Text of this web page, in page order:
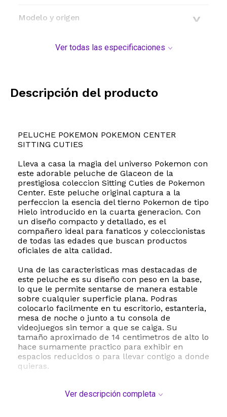
Modelo y origen
Ver todas las especificaciones
Descripción del producto
PELUCHE POKEMON POKEMON CENTER
SITTING CUTIES
Lleva a casa la magia del universo Pokemon con
este adorable peluche de Glaceon de la
prestigiosa coleccion Sitting Cuties de Pokemon
Center. Este peluche original captura a la
perfeccion la esencia del tierno Pokemon de tipo
Hielo introducido en la cuarta generacion. Con
un diseño compacto y detallado, es el
compañero ideal para fanaticos y coleccionistas
de todas las edades que buscan productos
oficiales de alta calidad.
Una de las caracteristicas mas destacadas de
este peluche es su diseño con peso en la base,
lo que le permite sentarse de manera estable
sobre cualquier superficie plana. Podras
colocarlo facilmente en tu escritorio, estanteria,
mesa de noche o junto a tu consola de
videojuegos sin temor a que se caiga. Su
tamaño aproximado de 14 centimetros de alto lo
hace sumamente practico para exhibir en
espacios reducidos o para llevar contigo a donde
quieras.
calidad, utilizando poliester suave en el exterior
Ver descripción completa